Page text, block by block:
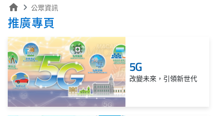
home 公眾資訊
推廣專頁
5G
改變未來，引領新世代